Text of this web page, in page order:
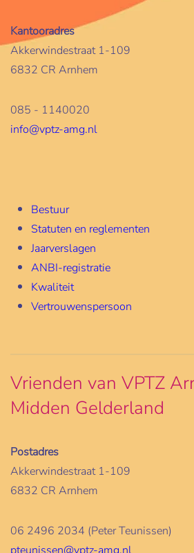
Kantooradres
Akkerwindestraat 1-109
6832 CR Arnhem
085 - 1140020
info@vptz-amg.nl
Bestuur
Statuten en reglementen
Jaarverslagen
ANBI-registratie
Kwaliteit
Vertrouwenspersoon
Vrienden van VPTZ
Midden Gelderland
Postadres
Akkerwindestraat 1-109
6832 CR Arnhem
06 2496 2034 (Peter Teunissen)